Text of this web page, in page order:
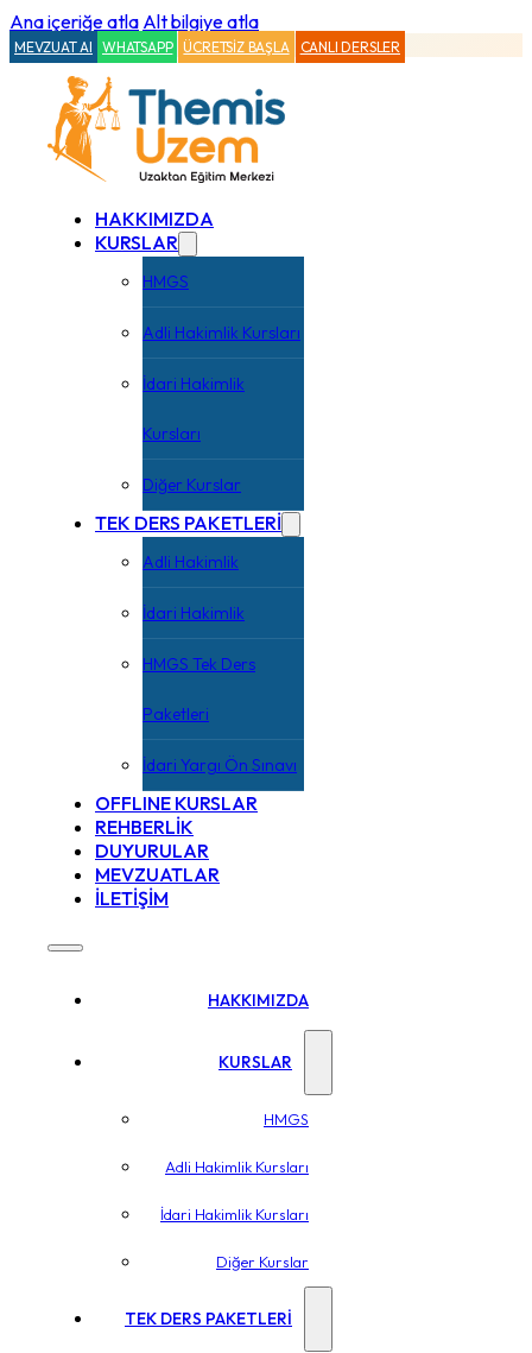
Ana içeriğe atla Alt bilgiye atla
MEVZUAT AI WHATSAPP ÜCRETSİZ BAŞLA CANLI DERSLER
HAKKIMIZDA
KURSLAR
HMGS
Adli Hakimlik Kursları
İdari Hakimlik
Kursları
Diğer Kurslar
TEK DERS PAKETLERİ
Adli Hakimlik
İdari Hakimlik
HMGS Tek Ders
Paketleri
İdari Yargı Ön Sınavı
OFFLINE KURSLAR
REHBERLİK
DUYURULAR
MEVZUATLAR
İLETİŞİM
HAKKIMIZDA
KURSLAR
HMGS
Adli Hakimlik Kursları
İdari Hakimlik Kursları
Diğer Kurslar
TEK DERS PAKETLERİ